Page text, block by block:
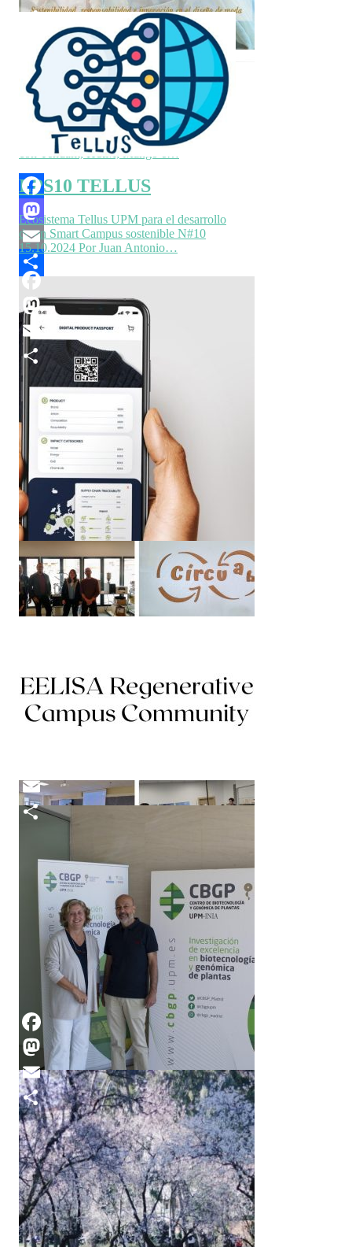
Compartir
EPS10 CSDMM
Colaboraciones del Centro Superior de
Diseño de Moda de Madrid (CSDMM)
con Tendam, H&M, Mango e…
Facebook
Mastodon
Email
Compartir
EPS10 TELLUS
Ecosistema Tellus UPM para el desarrollo
de un Smart Campus sostenible N#10
15.10.2024 Por Juan Antonio…
Facebook
Mastodon
Email
Compartir
EPS10 Pasaporte Digital
El pasaporte digital de producto: la
tecnología como perfecto aliado de la
economía circular N#10 15.10.2024…
Mastodon
Email
EPS10 Simbiosis
Industrial en la Colina de
los Chopos
Ecosistema y simbiosis urbana: la Colina
de los Chopos N#10 15.10.2024 Por
Miguel Solis La colaboración…
Facebook
Mastodon
Email
Compartir
EPS10 • Entrevista a
Isabel Allona y Manuel
Piñeiro
15.10.2024 Ilustración: Daniel Martín
Martín Investigación biotecnológica y